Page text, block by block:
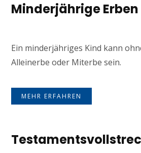
Minderjährige Erben
Ein minderjähriges Kind kann
Alleinerbe oder Miterbe sein.
MEHR ERFAHREN